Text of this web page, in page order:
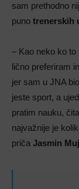
sam prethodno
puno trenerskih
– Kao neko ko to
lično preferiram
jer sam u JNA
jeste sport, a
pratim nauku,
najvažnije je
priča Jasmin